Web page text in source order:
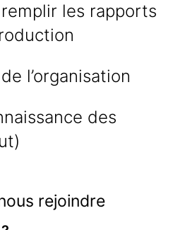
les rapports
l’organisation
des
rejoindre